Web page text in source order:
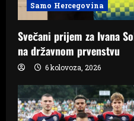
Samo Hercegovina
Svečani prijem za Ivana
na državnom prvenstvu
6 kolovoza, 2026